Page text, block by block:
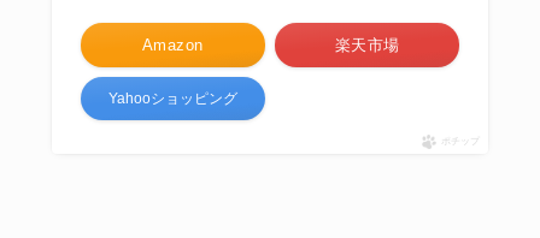
Amazon 楽天市場
Yahooショッピング
ポチップ